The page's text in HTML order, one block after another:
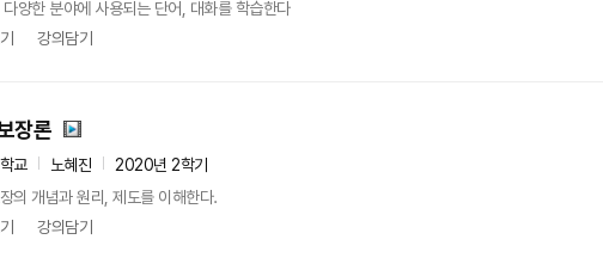
다양한 분야에 사용되는 단어, 대화를 학습한다
강의담기
장론
교 노혜진
2020년 2학기
의 개념과 원리, 제도를 이해한다.
강의담기